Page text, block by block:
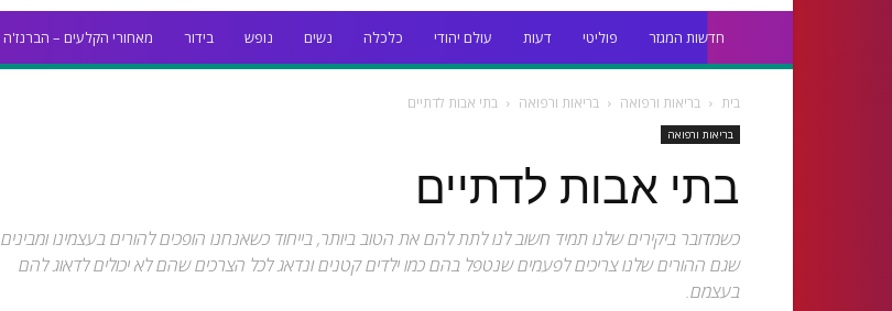
חדשות המגזר פוליטי דעות עולם יהודי כלכלה נשים נופש בידור מאחורי הקלעים – הברנז'ה
בית בריאות ורפואה בריאות ורפואה בתי אבות לדתיים
בריאות ורפואה
בתי אבות לדתיים
כשמדובר ביקירים שלנו תמיד חשוב לנו לתת להם את הטוב ביותר, בייחוד כשאנחנו הופכים להורים בעצמינו ומבינים
שגם ההורים שלנו צריכים לפעמים שנטפל בהם כמו ילדים קטנים ונדאג לכל הצרכים שהם לא יכולים לדאוג להם
בעצמם.